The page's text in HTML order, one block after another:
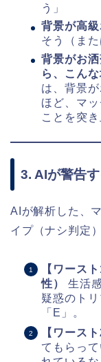
う」
背景が高級
そう（ま
背景がお洒
ら、こん
は、背景
ほど、マ
ことを突き
3. AIが警告
AIが解析した、
イプ（ナシ判定
【ワース
性）
生活
疑惑のト
「E」。
【ワース
てもらっ